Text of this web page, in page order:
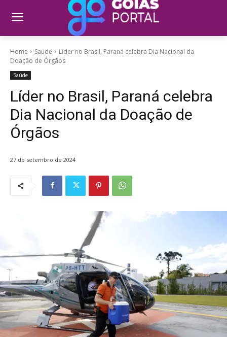
Home Saúde
Líder no Brasil, Paraná celebra Dia Nacional da
Doação de Órgãos
Saúde
Líder no Brasil, Paraná celebra
Dia Nacional da Doação de
Órgãos
27 de setembro de 2024